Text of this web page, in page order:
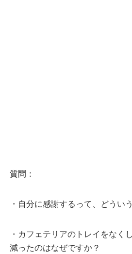
質問：
・自分に感謝するって、どうい
・カフェテリアのトレイをなく
減ったのはなぜですか？